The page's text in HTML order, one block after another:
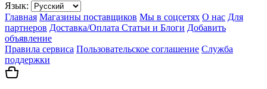
Язык:
Главная Магазины поставщиков Мы в соцсетях О нас Для
партнеров Доставка/Оплата Статьи и Блоги Добавить
объявление
Правила сервиса Пользовательское соглашение Служба
поддержки